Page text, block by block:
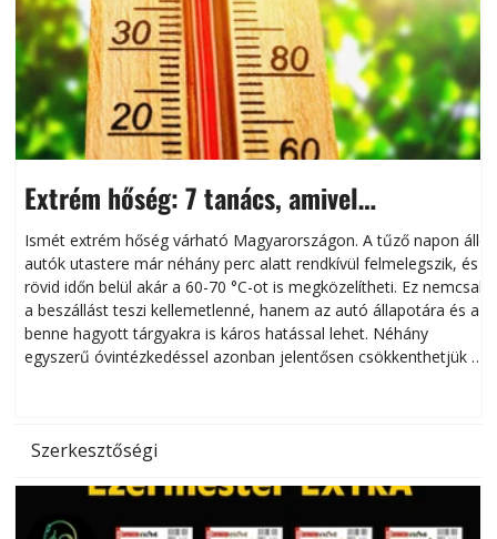
Extrém hőség: 7 tanács, amivel
megóvhatjuk autónkat a nyári károktól
Ismét extrém hőség várható Magyarországon. A tűző napon álló
autók utastere már néhány perc alatt rendkívül felmelegszik, és
rövid időn belül akár a 60-70 °C-ot is megközelítheti. Ez nemcsak
a beszállást teszi kellemetlenné, hanem az autó állapotára és a
benne hagyott tárgyakra is káros hatással lehet. Néhány
egyszerű óvintézkedéssel azonban jelentősen csökkenthetjük a
Szerkesztőségi